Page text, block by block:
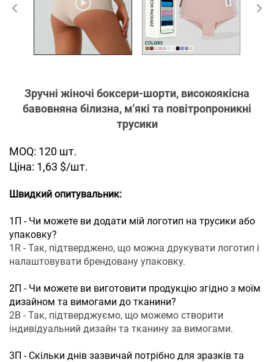
Зручні жіночі боксери-шорти, високоякісна
бавовняна білизна, м'які та повітропроникні
трусики
MOQ: 120 шт.
Ціна: 1,63 $/шт.
Швидкий опитувальник:
1П - Чи можете ви додати мій логотип на трусики або
упаковку?
1R - Так, підтверджено, що можна друкувати логотип і
налаштовувати брендовану упаковку.
2П - Чи можете ви виготовити продукцію згідно з моїм
дизайном та вимогами до тканини?
2В - Так, підтверджуємо, що можемо створити
індивідуальний дизайн та тканину за вимогами.
3П - Скільки днів зазвичай потрібно для зразків та